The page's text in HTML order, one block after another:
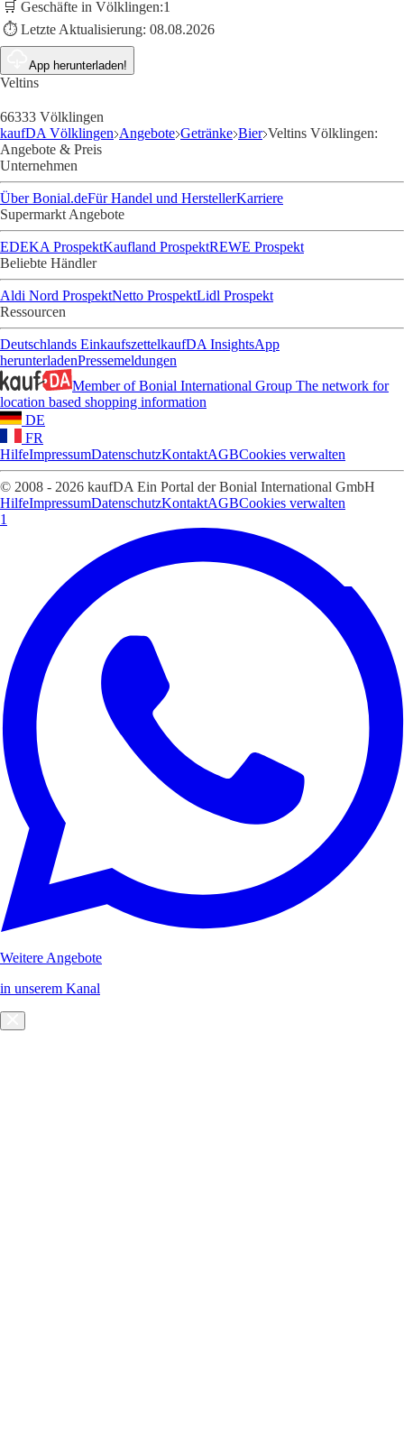
🛒 Geschäfte in Völklingen:1
⏱️ Letzte Aktualisierung: 08.08.2026
App herunterladen!
Veltins
66333 Völklingen
kaufDA Völklingen Angebote Getränke Bier Veltins Völklingen:
Angebote & Preis
Unternehmen
Über Bonial.deFür Handel und HerstellerKarriere
Supermarkt Angebote
EDEKA ProspektKaufland ProspektREWE Prospekt
Beliebte Händler
Aldi Nord ProspektNetto ProspektLidl Prospekt
Ressourcen
Deutschlands EinkaufszettelkaufDA InsightsApp
herunterladenPressemeldungen
Member of Bonial International Group The network for
location based shopping information
DE
FR
HilfeImpressumDatenschutzKontaktAGBCookies verwalten
© 2008 - 2026 kaufDA Ein Portal der Bonial International GmbH
HilfeImpressumDatenschutzKontaktAGBCookies verwalten
1
Weitere Angebote
in unserem Kanal